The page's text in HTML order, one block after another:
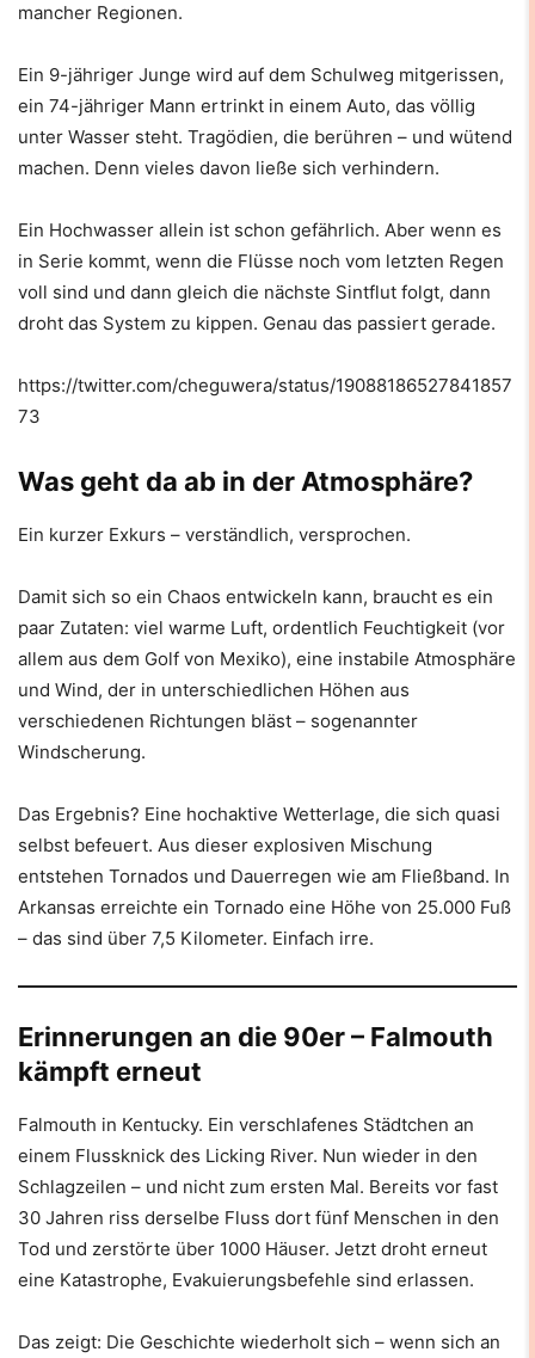
mancher Regionen.
Ein 9-jähriger Junge wird auf dem Schulweg mitgerissen,
ein 74-jähriger Mann ertrinkt in einem Auto, das völlig
unter Wasser steht. Tragödien, die berühren – und wütend
machen. Denn vieles davon ließe sich verhindern.
Ein Hochwasser allein ist schon gefährlich. Aber wenn es
in Serie kommt, wenn die Flüsse noch vom letzten Regen
voll sind und dann gleich die nächste Sintflut folgt, dann
droht das System zu kippen. Genau das passiert gerade.
https://twitter.com/cheguwera/status/19088186527841857
73
Was geht da ab in der Atmosphäre?
Ein kurzer Exkurs – verständlich, versprochen.
Damit sich so ein Chaos entwickeln kann, braucht es ein
paar Zutaten: viel warme Luft, ordentlich Feuchtigkeit (vor
allem aus dem Golf von Mexiko), eine instabile Atmosphäre
und Wind, der in unterschiedlichen Höhen aus
verschiedenen Richtungen bläst – sogenannter
Windscherung.
Das Ergebnis? Eine hochaktive Wetterlage, die sich quasi
selbst befeuert. Aus dieser explosiven Mischung
entstehen Tornados und Dauerregen wie am Fließband. In
Arkansas erreichte ein Tornado eine Höhe von 25.000 Fuß
– das sind über 7,5 Kilometer. Einfach irre.
Erinnerungen an die 90er – Falmouth
kämpft erneut
Falmouth in Kentucky. Ein verschlafenes Städtchen an
einem Flussknick des Licking River. Nun wieder in den
Schlagzeilen – und nicht zum ersten Mal. Bereits vor fast
30 Jahren riss derselbe Fluss dort fünf Menschen in den
Tod und zerstörte über 1000 Häuser. Jetzt droht erneut
eine Katastrophe, Evakuierungsbefehle sind erlassen.
Das zeigt: Die Geschichte wiederholt sich – wenn sich an